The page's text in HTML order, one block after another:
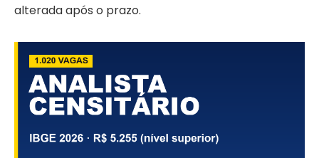
alterada após o prazo.